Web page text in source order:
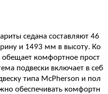
седана составляют 46
и 1493 мм в высоту. Ко
комфортное прост
подвески включает в себ
типа McPherson и пол
обеспечивать комфортн